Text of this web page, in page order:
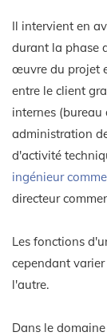
Il intervient en
durant la phase
œuvre du projet
entre le client
internes (bureau
administration
d'activité
ingénieur
directeur
Les fonctions
cependant
l'autre.
Dans le